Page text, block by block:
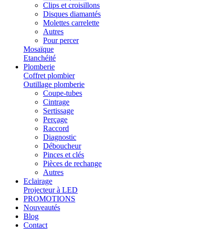
Clips et croisillons
Disques diamantés
Molettes carrelette
Autres
Pour percer
Mosaïque
Etanchéité
Plomberie
Coffret plombier
Outillage plomberie
Coupe-tubes
Cintrage
Sertissage
Perçage
Raccord
Diagnostic
Déboucheur
Pinces et clés
Pièces de rechange
Autres
Eclairage
Projecteur à LED
PROMOTIONS
Nouveautés
Blog
Contact